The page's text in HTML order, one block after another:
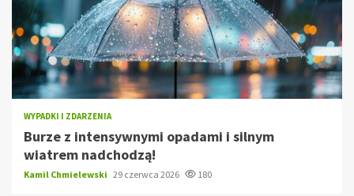
WYPADKI I ZDARZENIA
Burze z intensywnymi opadami i silnym
wiatrem nadchodzą!
Kamil Chmielewski 29 czerwca 2026 180